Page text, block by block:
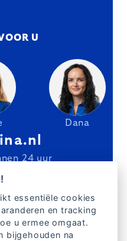
U
Dana
24 uur
essentiële cookies
en tracking
u ermee omgaat.
bijgehouden na